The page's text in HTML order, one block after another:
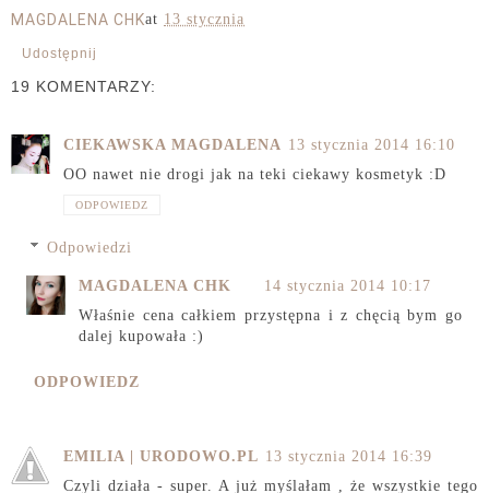
MAGDALENA CHKat 13 stycznia
Udostępnij
19 KOMENTARZY:
CIEKAWSKA MAGDALENA 13 stycznia 2014 16:10
OO nawet nie drogi jak na teki ciekawy kosmetyk :D
ODPOWIEDZ
Odpowiedzi
MAGDALENA CHK
14 stycznia 2014 10:17
Właśnie cena całkiem przystępna i z chęcią bym go
dalej kupowała :)
ODPOWIEDZ
EMILIA | URODOWO.PL 13 stycznia 2014 16:39
Czyli działa - super. A już myślałam , że wszystkie tego